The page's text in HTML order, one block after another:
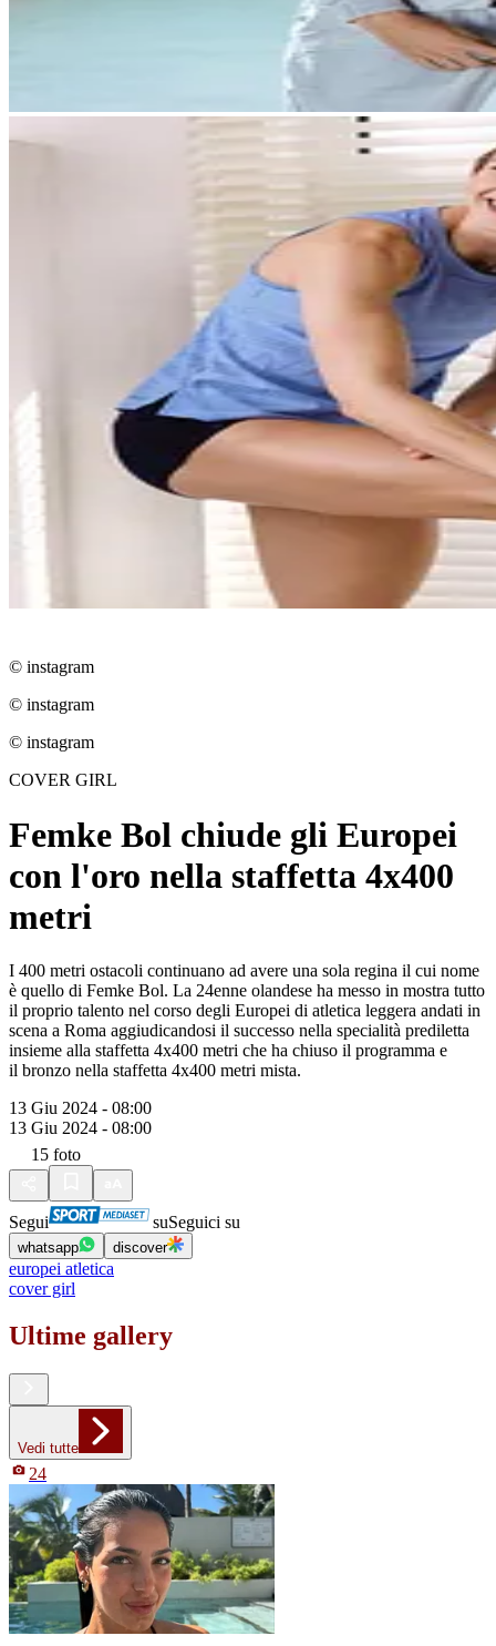
© instagram
© instagram
© instagram
COVER GIRL
Femke Bol chiude gli Europei
con l'oro nella staffetta 4x400
metri
I 400 metri ostacoli continuano ad avere una sola regina il cui nome
è quello di Femke Bol. La 24enne olandese ha messo in mostra tutto
il proprio talento nel corso degli Europei di atletica leggera andati in
scena a Roma aggiudicandosi il successo nella specialità prediletta
insieme alla staffetta 4x400 metri che ha chiuso il programma e
il bronzo nella staffetta 4x400 metri mista.
13 Giu 2024 - 08:00
13 Giu 2024 - 08:00
15 foto
Segui suSeguici su
whatsapp discover
europei atletica
cover girl
Ultime gallery
Vedi tutte
24